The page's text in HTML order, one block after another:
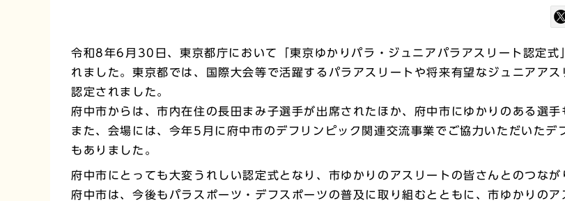
令和8年6月30日、東京都庁において「東京ゆかりパラ・ジュニアパラアスリート認定式
れました。東京都では、国際大会等で活躍するパラアスリートや将来有望なジュニアア
認定されました。
府中市からは、市内在住の長田まみ子選手が出席されたほか、府中市にゆかりのある選手
また、会場には、今年5月に府中市のデフリンピック関連交流事業でご協力いただいた
もありました。
府中市にとっても大変うれしい認定式となり、市ゆかりのアスリートの皆さんとのつな
府中市は、今後もパラスポーツ・デフスポーツの普及に取り組むとともに、市ゆかりの